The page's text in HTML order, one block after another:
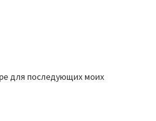
для последующих моих